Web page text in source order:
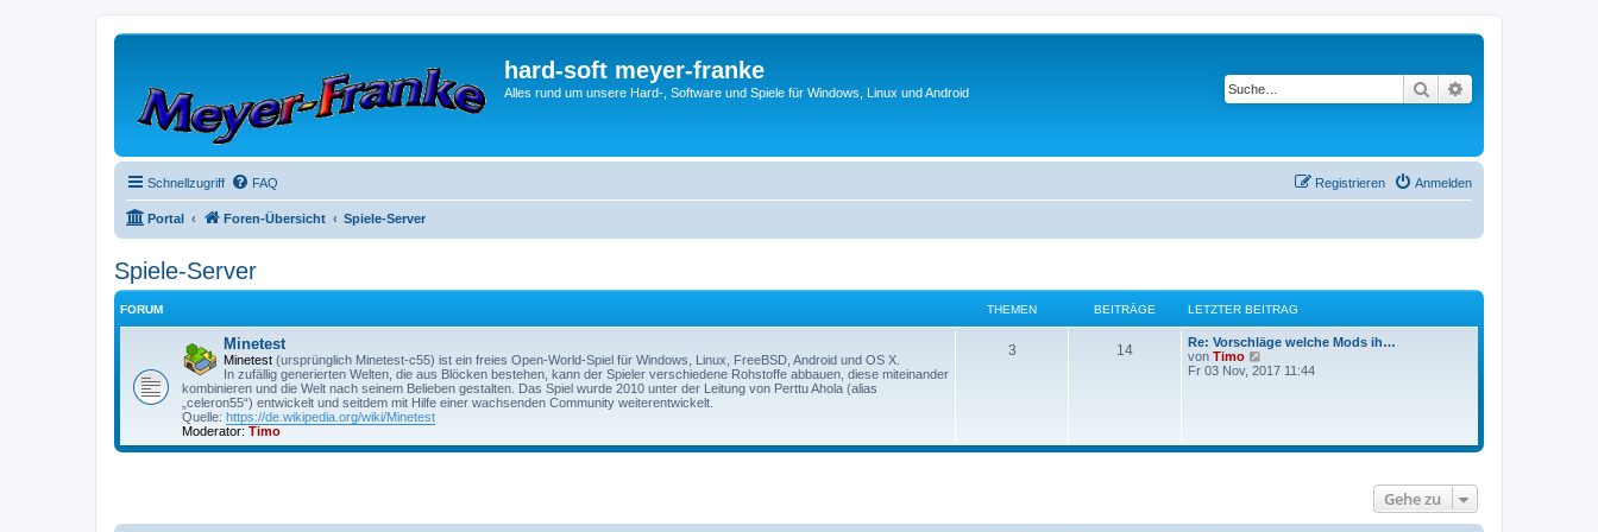
hard-soft meyer-franke
Alles rund um unsere Hard-, Software und Spiele für Windows, Linux und Android Suche
Schnellzugriff FAQ Anmelden
Registrieren
Portal Foren-Übersicht Spiele-Server
Spiele-Server
FORUM THEMEN BEITRÄGE LETZTER BEITRAG
Minetest
Minetest (ursprünglich Minetest-c55) ist ein freies Open-World-Spiel für Windows, Linux, FreeBSD, Android und OS X.
In zufällig generierten Welten, die aus Blöcken bestehen, kann der Spieler verschiedene Rohstoffe abbauen, diese miteinander
kombinieren und die Welt nach seinem Belieben gestalten. Das Spiel wurde 2010 unter der Leitung von Perttu Ahola (alias
„celeron55“) entwickelt und seitdem mit Hilfe einer wachsenden Community weiterentwickelt.
Quelle: https://de.wikipedia.org/wiki/Minetest
Moderator: Timo
3 14
Re: Vorschläge welche Mods ih…
von Timo
e
r
r
Fr 03 Nov, 2017 11:44
Gehe zu